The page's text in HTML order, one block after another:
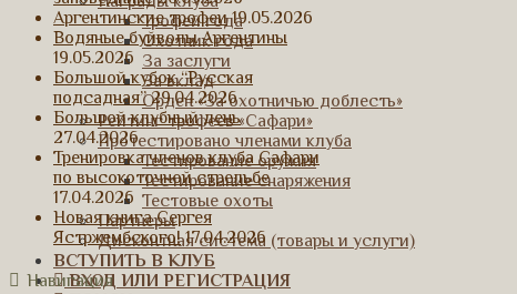
Трофей года
Охотник года
За заслуги
За вклад
Орден «За охотничью доблесть»
Рейтинг трофеев «Сафари»
Протестировано членами клуба
Тестирование оружия
Тестирование снаряжения
Тестовые охоты
Партнеры
Дисконтная система (товары и услуги)
ВСТУПИТЬ В КЛУБ
ВХОД ИЛИ РЕГИСТРАЦИЯ
Аргентинские трофеи 19.05.2026
Водяные буйволы Аргентины
19.05.2026
Большой кубок “Русская
подсадная” 29.04.2026
Большой клубный день
27.04.2026
Тренировка членов клуба Сафари
по высокоточной стрельбе
17.04.2026
Новая книга Сергея
Ястржембского! 17.04.2026
Навигация